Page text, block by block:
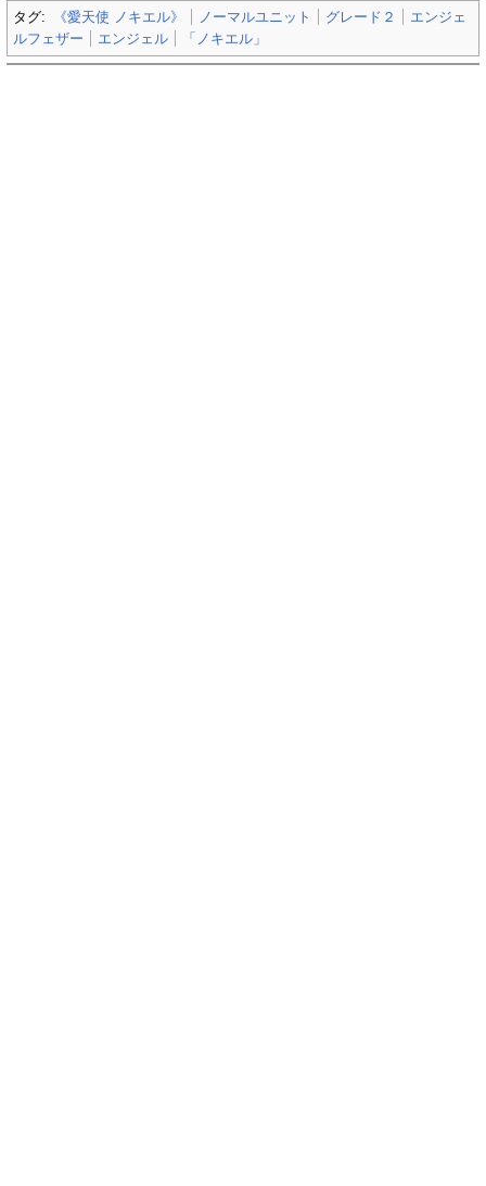
タグ: 《愛天使 ノキエル》 ノーマルユニット グレード２
エンジェ
ルフェザー
エンジェル 「ノキエル」